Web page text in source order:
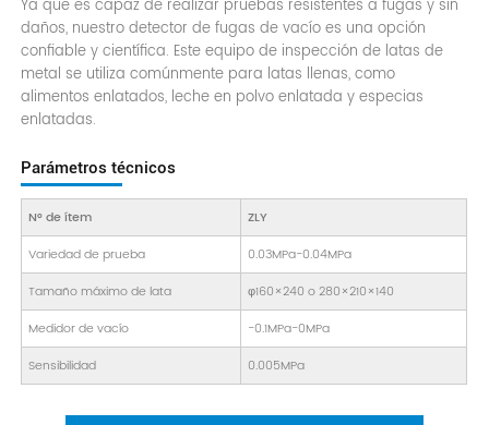
Ya que es capaz de realizar pruebas resistentes a fugas y sin
daños, nuestro detector de fugas de vacío es una opción
confiable y científica. Este equipo de inspección de latas de
metal se utiliza comúnmente para latas llenas, como
alimentos enlatados, leche en polvo enlatada y especias
enlatadas.
Parámetros técnicos
N° de ítem
ZLY
Variedad de prueba
0.03MPa-0.04MPa
Tamaño máximo de lata
φ160×240 o 280×210×140
Medidor de vacío
-0.1MPa-0MPa
Sensibilidad
0.005MPa